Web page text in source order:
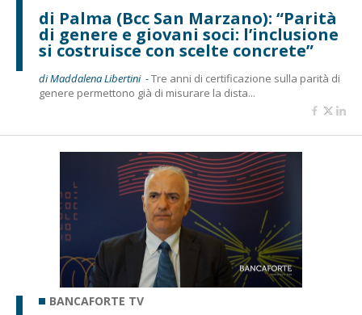
di Palma (Bcc San Marzano): “Parità
di genere e giovani soci: l’inclusione
si costruisce con scelte concrete”
di Maddalena Libertini -Tre anni di certificazione sulla parità di
genere permettono già di misurare la dista...
BANCAFORTE TV